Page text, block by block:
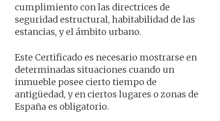
cumplimiento con las directrices de
seguridad estructural, habitabilidad de las
estancias, y el ámbito urbano.
Este Certificado es necesario mostrarse en
determinadas situaciones cuando un
inmueble posee cierto tiempo de
antigüedad, y en ciertos lugares o zonas de
España es obligatorio.